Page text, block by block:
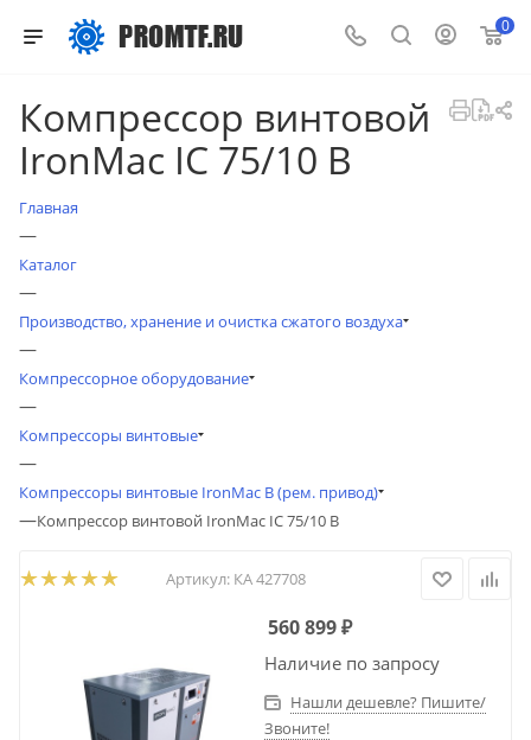
0
Компрессор винтовой
IronMac IC 75/10 B
Главная
—
Каталог
—
Производство, хранение и очистка сжатого воздуха
—
Компрессорное оборудование
—
Компрессоры винтовые
—
Компрессоры винтовые IronMac B (рем. привод)
—Компрессор винтовой IronMac IC 75/10 B
Артикул: КА 427708
560 899₽
Наличие по запросу
Нашли дешевле? Пишите/
Звоните!